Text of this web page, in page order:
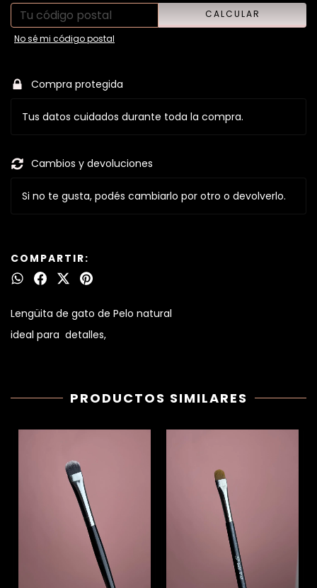
CALCULAR
No sé mi código postal
Compra protegida
Tus datos cuidados durante toda la compra.
Cambios y devoluciones
Si no te gusta, podés cambiarlo por otro o devolverlo.
COMPARTIR:
Lengüita de gato de Pelo natural
ideal para detalles,
PRODUCTOS SIMILARES